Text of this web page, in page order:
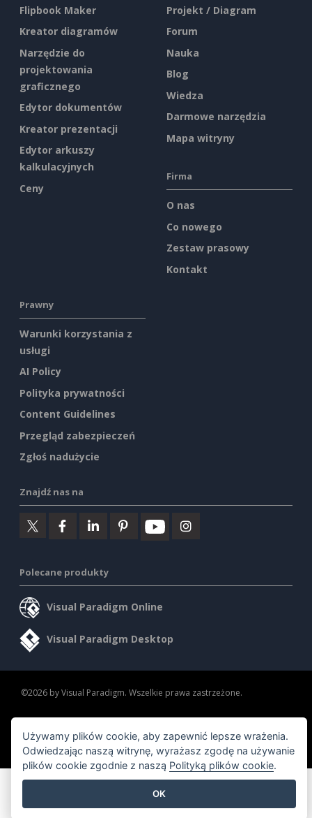
Flipbook Maker
Kreator diagramów
Narzędzie do
projektowania
graficznego
Edytor dokumentów
Kreator prezentacji
Edytor arkuszy
kalkulacyjnych
Ceny
Projekt / Diagram
Forum
Nauka
Blog
Wiedza
Darmowe narzędzia
Mapa witryny
Firma
O nas
Co nowego
Zestaw prasowy
Kontakt
Prawny
Warunki korzystania z
usługi
AI Policy
Polityka prywatności
Content Guidelines
Przegląd zabezpieczeń
Zgłoś nadużycie
Znajdź nas na
Polecane produkty
Visual Paradigm Online
Visual Paradigm Desktop
©2026 by Visual Paradigm. Wszelkie prawa zastrzeżone.
Polityka prywatności
Content Guidelines
Przegląd zabezpieczeń
Używamy plików cookie, aby zapewnić lepsze wrażenia.
Odwiedzając naszą witrynę, wyrażasz zgodę na używanie
plików cookie zgodnie z naszą Polityką plików cookie.
OK